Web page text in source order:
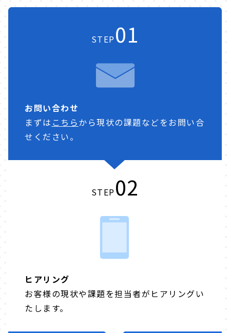
STEP01
お問い合わせ
まずは こちらから現状の課題などをお問い合
せください。
STEP02
ヒアリング
お客様の現状や課題を担当者がヒアリングい
たします。